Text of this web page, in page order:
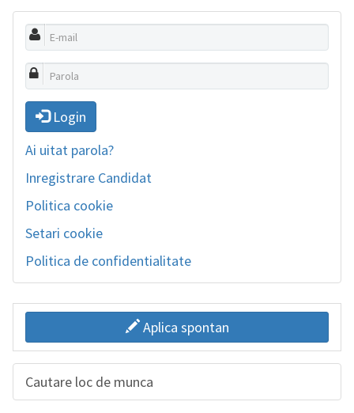
Login
Ai uitat parola?
Inregistrare Candidat
Politica cookie
Setari cookie
Politica de confidentialitate
Aplica spontan
Cautare loc de munca